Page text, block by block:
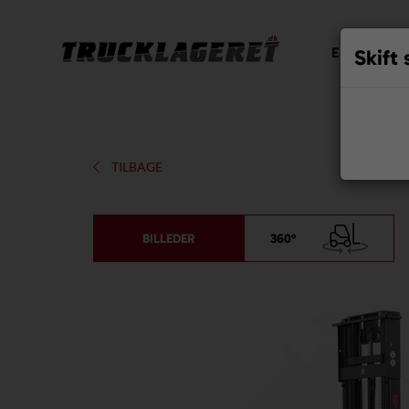
EP
TILBAGE
BILLEDER 360°
Skift